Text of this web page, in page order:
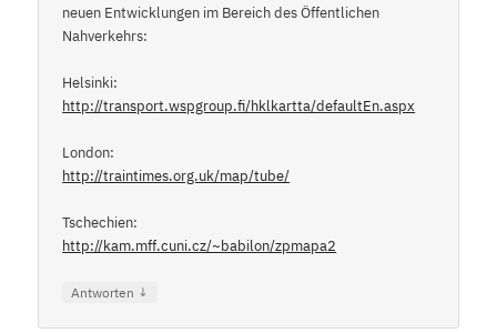
neuen Entwicklungen im Bereich des Öffentlichen
Nahverkehrs:
Helsinki:
http://transport.wspgroup.fi/hklkartta/defaultEn.aspx
London:
http://traintimes.org.uk/map/tube/
Tschechien:
http://kam.mff.cuni.cz/~babilon/zpmapa2
Antworten ↓